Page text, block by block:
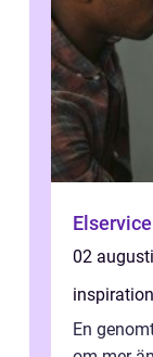
02
inspiration
En